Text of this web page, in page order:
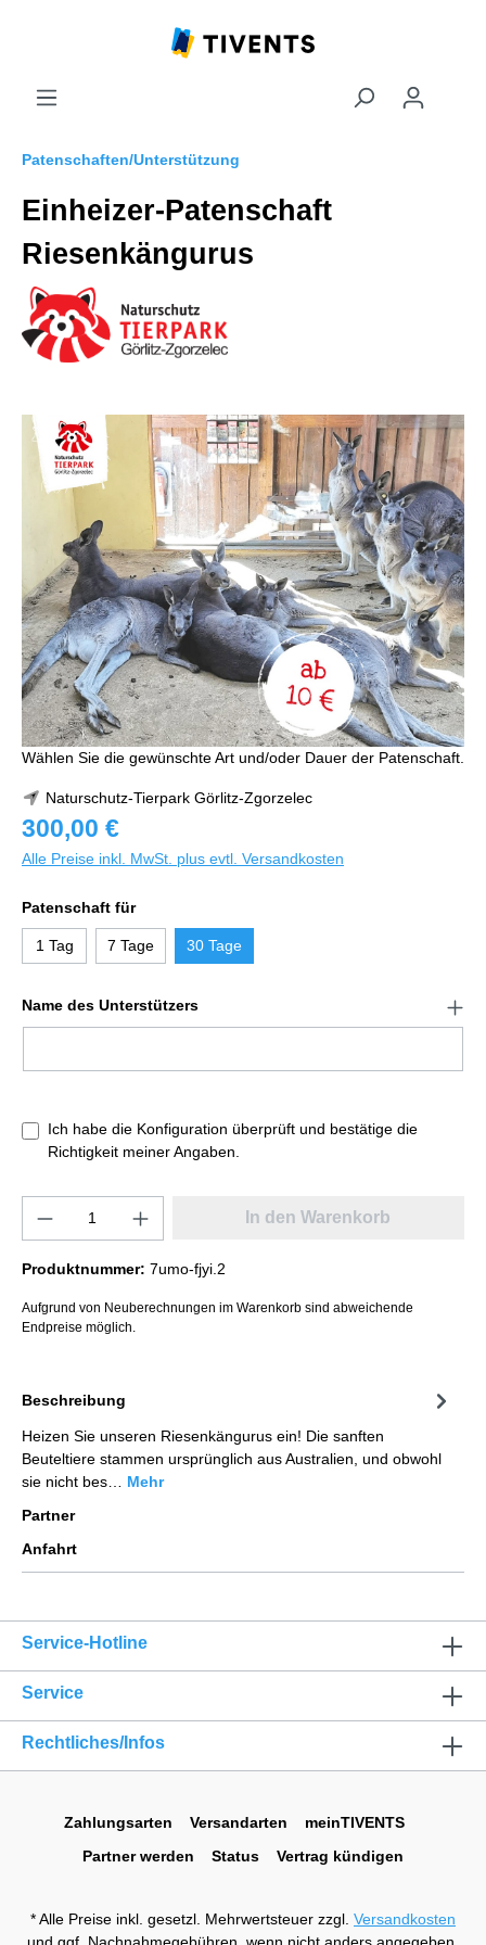
Patenschaften/Unterstützung
Einheizer-Patenschaft
Riesenkängurus
Wählen Sie die gewünschte Art und/oder Dauer der Patenschaft.
Naturschutz-Tierpark Görlitz-Zgorzelec
300,00 €
Alle Preise inkl. MwSt. plus evtl. Versandkosten
Patenschaft für
1 Tag 7 Tage 30 Tage
Name des Unterstützers
Ich habe die Konfiguration überprüft und bestätige die
Richtigkeit meiner Angaben.
In den Warenkorb
Produktnummer: 7umo-fjyi.2
Aufgrund von Neuberechnungen im Warenkorb sind abweichende
Endpreise möglich.
Beschreibung
Heizen Sie unseren Riesenkängurus ein! Die sanften
Beuteltiere stammen ursprünglich aus Australien, und obwohl
sie nicht bes… Mehr
Partner
Anfahrt
Service-Hotline
Service
Rechtliches/Infos
Zahlungsarten Versandarten
meinTIVENTS
Partner werden
Status Vertrag kündigen
* Alle Preise inkl. gesetzl. Mehrwertsteuer zzgl. Versandkosten